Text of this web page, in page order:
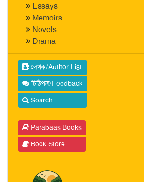
Essays
Memoirs
Novels
Drama
লেখক/Author List
চিঠিপত্র/Feedback
Search
Parabaas Books
Book Store